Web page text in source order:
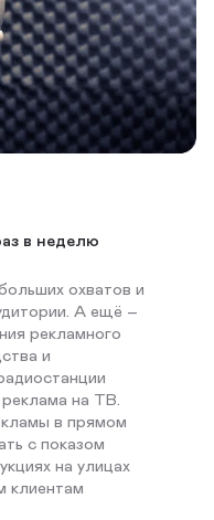
в неделю
охватов и
А ещё –
рекламного
и
на ТВ.
в прямом
с показом
на улицах
клиентам